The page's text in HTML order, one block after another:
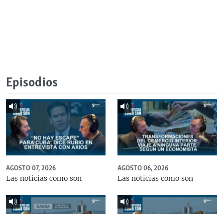
Episodios
AGOSTO 07, 2026
Las noticias como son
AGOSTO 06, 2026
Las noticias como son